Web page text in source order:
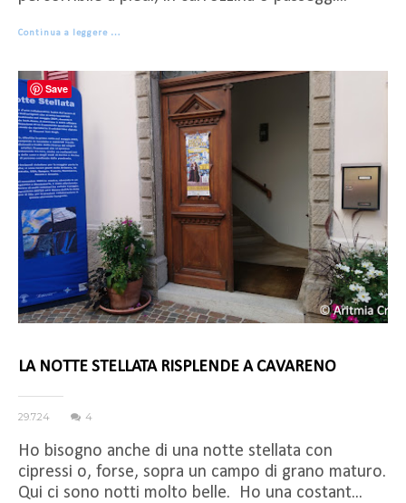
Continua a leggere …
LA NOTTE STELLATA RISPLENDE A CAVARENO
29.7.24 4
Ho bisogno anche di una notte stellata con
cipressi o, forse, sopra un campo di grano maturo.
Qui ci sono notti molto belle. Ho una costant...
Save